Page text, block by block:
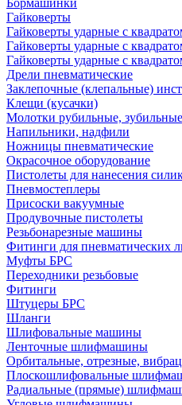
Бормашинки
Гайковерты
Гайковерты ударные с
Гайковерты ударные с
Гайковерты ударные с
Дрели пневматические
Заклепочные (клепальные)
Клещи (кусачки)
Молотки рубильные,
Напильники, надфили
Ножницы пневматические
Окрасочное оборудование
Пистолеты для нанесения
Пневмостеплеры
Присоски вакуумные
Продувочные пистолеты
Резьбонарезные машины
Фитинги для пневматических
Муфты БРС
Переходники резьбовые
Фитинги
Штуцеры БРС
Шланги
Шлифовальные машины
Ленточные шлифмашины
Орбитальные, отрезные,
Плоскошлифовальные
Радиальные (прямые)